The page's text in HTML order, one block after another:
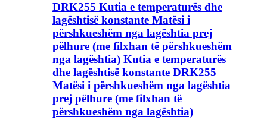
DRK255 Kutia e temperaturës dhe
lagështisë konstante Matësi i
përshkueshëm nga lagështia prej
pëlhure (me filxhan të përshkueshëm
nga lagështia) Kutia e temperaturës
dhe lagështisë konstante DRK255
Matësi i përshkueshëm nga lagështia
prej pëlhure (me filxhan të
përshkueshëm nga lagështia)